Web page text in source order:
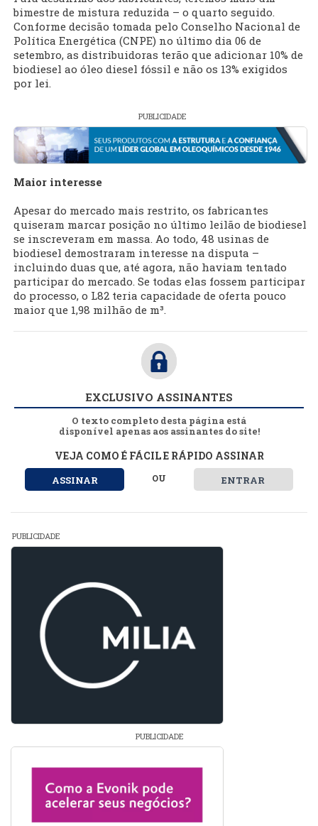
bimestre de mistura reduzida – o quarto seguido.
Conforme decisão tomada pelo Conselho Nacional de
Política Energética (CNPE) no último dia 06 de
setembro, as distribuidoras terão que adicionar 10% de
biodiesel ao óleo diesel fóssil e não os 13% exigidos
por lei.
PUBLICIDADE
Maior interesse
Apesar do mercado mais restrito, os fabricantes
quiseram marcar posição no último leilão de biodiesel
se inscreveram em massa. Ao todo, 48 usinas de
biodiesel demostraram interesse na disputa –
incluindo duas que, até agora, não haviam tentado
participar do mercado. Se todas elas fossem participar
do processo, o L82 teria capacidade de oferta pouco
maior que 1,98 milhão de m³.
EXCLUSIVO ASSINANTES
O texto completo desta página está
disponível apenas aos assinantes do site!
VEJA COMO É FÁCIL E RÁPIDO ASSINAR
ASSINAR OU ENTRAR
PUBLICIDADE
PUBLICIDADE